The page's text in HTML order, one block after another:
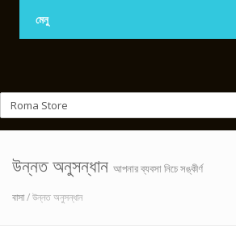
মেনু
উন্নত অনুসন্ধান আপনার ব্যবসা নিচে সঙ্কীর্ণ
বাসা/ উন্নত অনুসন্ধান